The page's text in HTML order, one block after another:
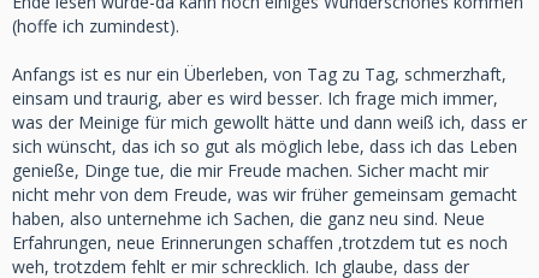
(hoffe ich zumindest).
Anfangs ist es nur ein Überleben, von Tag zu Tag, schmerzhaft,
einsam und traurig, aber es wird besser. Ich frage mich immer,
was der Meinige für mich gewollt hätte und dann weiß ich, dass er
sich wünscht, das ich so gut als möglich lebe, dass ich das Leben
genieße, Dinge tue, die mir Freude machen. Sicher macht mir
nicht mehr von dem Freude, was wir früher gemeinsam gemacht
haben, also unternehme ich Sachen, die ganz neu sind. Neue
Erfahrungen, neue Erinnerungen schaffen ,trotzdem tut es noch
weh, trotzdem fehlt er mir schrecklich. Ich glaube, dass der